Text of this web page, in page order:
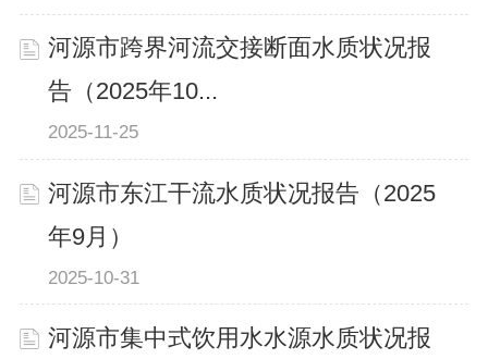
河源市跨界河流交接断面水质状况报
告（2025年10...
2025-11-25
河源市东江干流水质状况报告（2025
年9月）
2025-10-31
河源市集中式饮用水水源水质状况报